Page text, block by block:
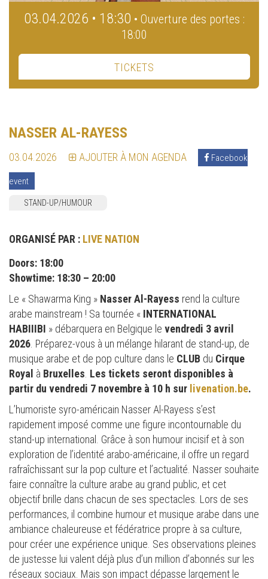
03.04.2026 • 18:30 • Ouverture des portes :
18:00
TICKETS
NASSER AL-RAYESS
03.04.2026 AJOUTER À MON AGENDA Facebook
event
STAND-UP/HUMOUR
ORGANISÉ PAR : LIVE NATION
Doors: 18:00
Showtime: 18:30 – 20:00
Le « Shawarma King » Nasser Al-Rayess rend la culture
arabe mainstream ! Sa tournée « INTERNATIONAL
HABIIIBI » débarquera en Belgique le vendredi 3 avril
2026 . Préparez-vous à un mélange hilarant de stand-up, de
musique arabe et de pop culture dans le CLUB du Cirque
Royal à Bruxelles Les tickets seront disponibles à
partir du vendredi 7 novembre à 10 h sur livenation.be.
L’humoriste syro-américain Nasser Al-Rayess s’est
rapidement imposé comme une figure incontournable du
stand-up international. Grâce à son humour incisif et à son
exploration de l’identité arabo-américaine, il offre un regard
rafraîchissant sur la pop culture et l’actualité. Nasser souhaite
faire connaître la culture arabe au grand public, et cet
objectif brille dans chacun de ses spectacles. Lors de ses
performances, il combine humour et musique arabe dans une
ambiance chaleureuse et fédératrice propre à sa culture,
pour créer une expérience unique. Ses observations pleines
de justesse lui valent déjà plus d’un million d’abonnés sur les
réseaux sociaux. Mais son impact dépasse largement le